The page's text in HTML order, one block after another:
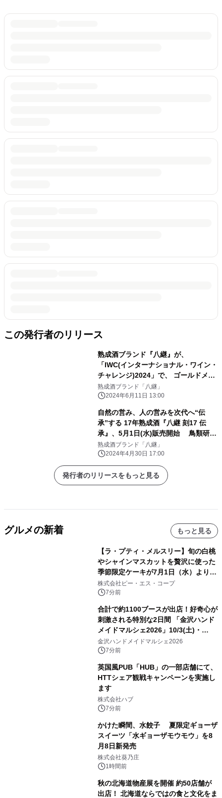
この発行者のリリース
熟成酒ブランド『八継』が、
「IWC(インターナショナル・ワイン・
チャレンジ)2024」で、 ゴールドメダ
ルを受賞。
熟成酒ブランド「八継」
2024年6月11日 13:00
自然の営み、人の営みを次代へ“伝
承”する 17年熟成酒『八継 刻17 伝
承』、5月1日(水)販売開始 鳥類研究
所、世界的な野生動物画家や、 日本キ
ジの生産者たちとの共創
熟成酒ブランド「八継」
2024年4月30日 17:00
発行者のリリースをもっと見る
グルメの新着 もっと見る
【ラ・プティ・メルスリー】旬の白桃
やシャインマスカットを贅沢に使った
季節限定ケーキが7月1日（水）より順
次登場！
株式会社ピー・エス・コープ
7分前
合計で約1100ブースが出店！好奇心が
刺激される特別な2日間 「金沢ハンド
メイドマルシェ2026」10/3(土)・
10/4(日)開催
金沢ハンドメイドマルシェ2026
7分前
英国風PUB「HUB」の一部店舗にて、
HTTシェア観戦キャンペーンを実施し
ます
株式会社ハブ
7分前
かけた瞬間、水餃子 夏限定ギョーザ
スイーツ「水ギョーザモウモウ」を8
月8日新発売
株式会社葵乃庄
1時間前
秋の北海道物産展を開催 約50店舗が
出店！ 北海道ならではの食と文化をま